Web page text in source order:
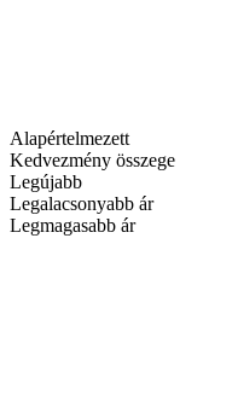
Alapértelmezett
Kedvezmény összege
Legújabb
Legalacsonyabb ár
Legmagasabb ár